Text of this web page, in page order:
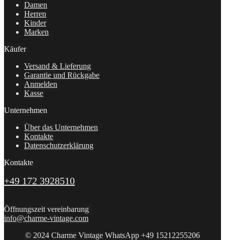
Damen
Herren
Kinder
Marken
Käufer
Versand & Lieferung
Garantie und Rückgabe
Anmelden
Kasse
Unternehmen
Über das Unternehmen
Kontakte
Datenschutzerklärung
Kontakte
+49 172 3928510
Öffnungszeit vereinbarung
info@charme-vintage.com
© 2024 Charme Vintage WhatsApp +49 15212255206